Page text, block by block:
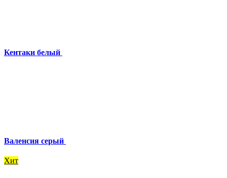
Кентаки белый
Валенсия серый
Хит